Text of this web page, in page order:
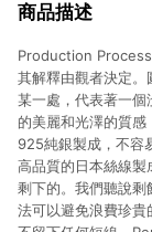
商品描述
Production Process
其解釋由觀者決定。
某一處，代表著一個
的美麗和光澤的質
925純銀製成，不容
高品質的日本絲線
剩下的。我們聽說
法可以避免浪費珍貴